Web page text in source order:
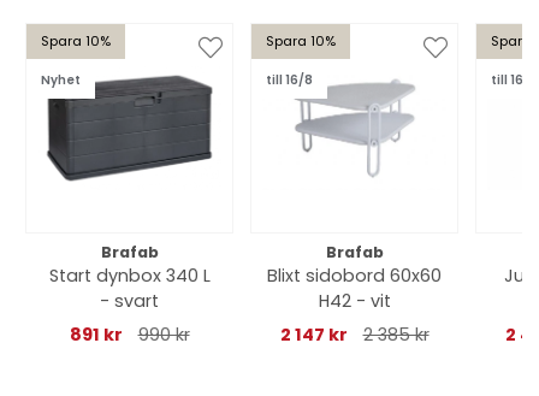
Spara 10%
Nyhet
Brafab
Start dynbox 340 L
- svart
891 kr
990 kr
Spara 10%
till 16/8
Brafab
Blixt sidobord 60x60
H42 - vit
2 147 kr
2 385 kr
Spara
till 16/8
2